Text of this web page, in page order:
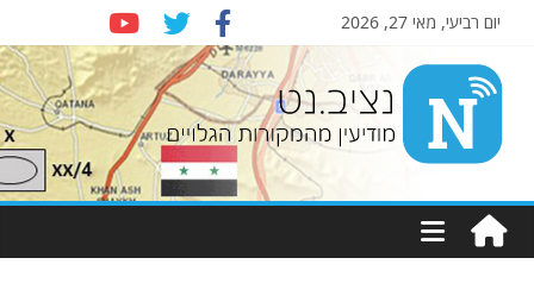
יום רביעי, מאי 27, 2026
Nziv.net
מודיעין
מהמקורות